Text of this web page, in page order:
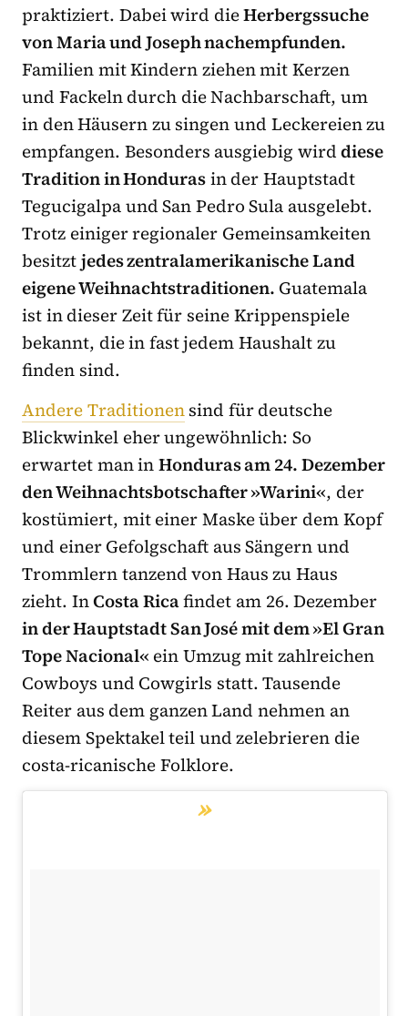
praktiziert. Dabei wird dieHerbergssuche
von Maria und Joseph nachempfunden.
Familien mit Kindern ziehen mit Kerzen
und Fackeln durch die Nachbarschaft, um
in den Häusern zu singen und Leckereien zu
empfangen. Besonders ausgiebig wirddiese
Tradition in Hondurasin der Hauptstadt
Tegucigalpa und San Pedro Sula ausgelebt.
Trotz einiger regionaler Gemeinsamkeiten
besitztjedes zentralamerikanische Land
eigene Weihnachtstraditionen. Guatemala
ist in dieser Zeit für seine Krippenspiele
bekannt, die in fast jedem Haushalt zu
finden sind.
Andere Traditionensind für deutsche
Blickwinkel eher ungewöhnlich: So
erwartet man inHonduras am 24. Dezember
den Weihnachtsbotschafter »Warini«, der
kostümiert, mit einer Maske über dem Kopf
und einer Gefolgschaft aus Sängern und
Trommlern tanzend von Haus zu Haus
zieht. InCosta Ricafindet am 26. Dezember
in der Hauptstadt San José mit dem »El Gran
Tope Nacional« ein Umzug mit zahlreichen
Cowboys und Cowgirls statt. Tausende
Reiter aus dem ganzen Land nehmen an
diesem Spektakel teil und zelebrieren die
costa-ricanische Folklore.